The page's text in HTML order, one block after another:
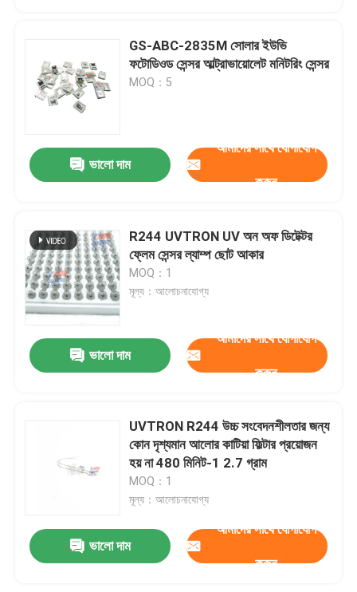
GS-ABC-2835M সোলার ইউভি
ফটোডিওড সেন্সর আল্ট্রাভায়োলেট মনিটরিং সেন্সর
MOQ：5
ভালো দাম
আমাদের সাথে যোগাযোগ
করুন
R244 UVTRON UV অন অফ ডিটেক্টর
ফ্লেম সেন্সর ল্যাম্প ছোট আকার
MOQ：1
মূল্য：আলোচনাযোগ্য
ভালো দাম
আমাদের সাথে যোগাযোগ
করুন
UVTRON R244 উচ্চ সংবেদনশীলতার জন্য
কোন দৃশ্যমান আলোর কাটিয়া ফিল্টার প্রয়োজন
হয় না 480 মিনিট-1 2.7 গ্রাম
MOQ：1
মূল্য：আলোচনাযোগ্য
ভালো দাম
আমাদের সাথে যোগাযোগ
করুন